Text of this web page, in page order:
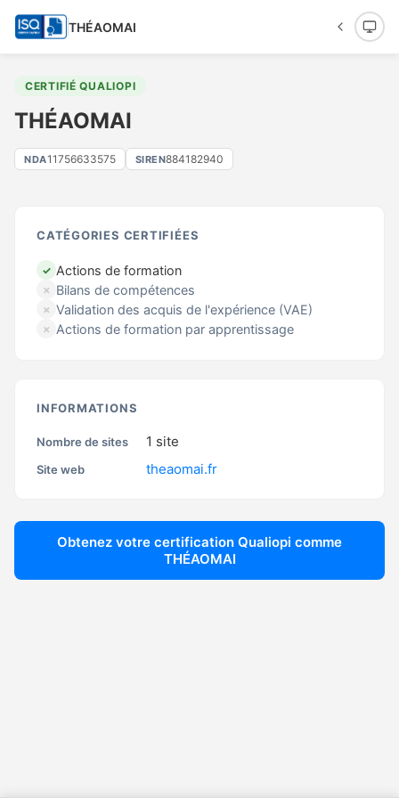
THÉAOMAI
CERTIFIÉ QUALIOPI
THÉAOMAI
NDA11756633575 SIREN884182940
CATÉGORIES CERTIFIÉES
✓ Actions de formation
✗ Bilans de compétences
✗ Validation des acquis de l'expérience (VAE)
✗ Actions de formation par apprentissage
INFORMATIONS
Nombre de sites 1 site
Site web theaomai.fr
Obtenez votre certification Qualiopi comme
THÉAOMAI